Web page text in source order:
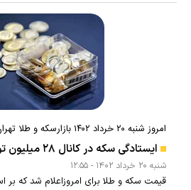
امروز شنبه ۲۰ خرداد ۱۴۰۲ بازارسکه و طلا تهران نشان داد؛
ایستادگی سکه در کانال ۲۸ میلیون تومان
شنبه ۲۰ خرداد ۱۴۰۲ - ۱۲:۵۵
قیمت سکه و طلا برای امروزاعلام شد که